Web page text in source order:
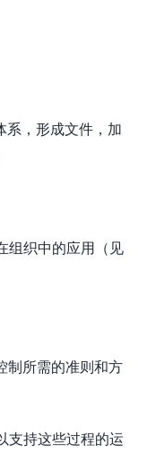
系，形成文件，加
组织中的应用（见
制所需的准则和方
支持这些过程的运